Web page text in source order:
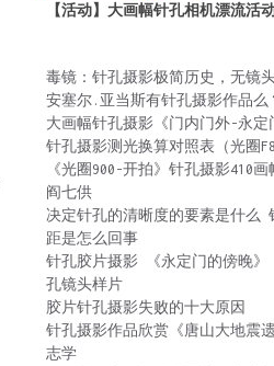
【活动】大画幅针孔相机漂流活
毒镜：针孔摄影极简历史，无镜
安塞尔.亚当斯有针孔摄影作品么
大画幅针孔摄影《门内门外-永定
针孔摄影测光换算对照表（光圈
《光圈900-开拍》针孔摄影410
阎七供
决定针孔的清晰度的要素是什么
距是怎么回事
针孔胶片摄影 《永定门的傍晚
孔镜头样片
胶片针孔摄影失败的十大原因
针孔摄影作品欣赏《唐山大地震
志学